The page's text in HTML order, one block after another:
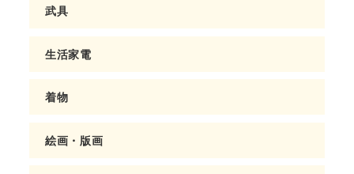
武具
生活家電
着物
絵画・版画